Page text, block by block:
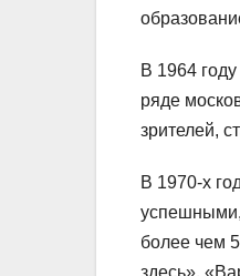
В 1964
ряде
зрителей,
В 1970-х
успешными,
более чем
здесь»,